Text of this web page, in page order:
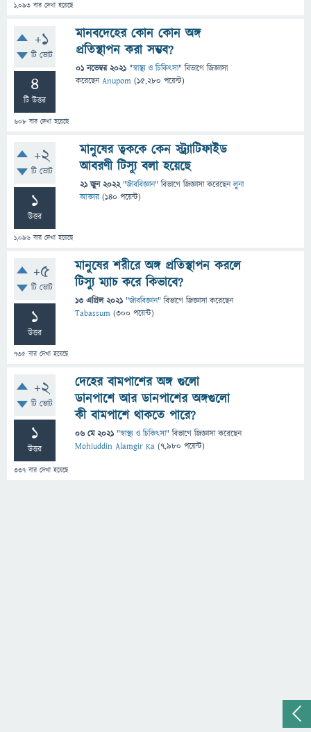
1,093 বার দেখা হয়েছে
+1
টি ভোট
4
টি উত্তর
608 বার দেখা হয়েছে
মানবদেহের কোন কোন অঙ্গ
প্রতিস্থাপন করা সম্ভব?
01 নভেম্বর 2021 "স্বাস্থ্য ও চিকিৎসা" বিভাগে জিজ্ঞাসা
করেছেনAnupom (15,280 পয়েন্ট)
+2
টি ভোট
1
উত্তর
1,096 বার দেখা হয়েছে
মানুষের ত্বককে কেন স্ট্র্যাটিফাইড
আবরণী টিস্যু বলা হয়েছে
21 জুন 2022 "জীববিজ্ঞান" বিভাগে জিজ্ঞাসাকরেছেনলুনা
আক্তার (140 পয়েন্ট)
+5
টি ভোট
1
উত্তর
735 বার দেখা হয়েছে
মানুষের শরীরে অঙ্গ প্রতিস্থাপন করলে
টিস্যু ম্যাচ করে কিভাবে?
13 এপ্রিল 2021 "জীববিজ্ঞান" বিভাগে জিজ্ঞাসাকরেছেন
Tabassum (300 পয়েন্ট)
+2
টি ভোট
1
উত্তর
337 বার দেখা হয়েছে
দেহের বামপাশের অঙ্গ গুলো
ডানপাশে আর ডানপাশের অঙ্গগুলো
কী বামপাশে থাকতে পারে?
06 মে 2021 "স্বাস্থ্য ও চিকিৎসা" বিভাগে জিজ্ঞাসাকরেছেন
Mohiuddin Alamgir Ka (7,980 পয়েন্ট)